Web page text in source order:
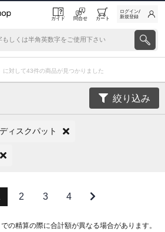
ガイド 問合せ カート
ログイン/
新規登録
に対して43件の商品が見つかりました
絞り込み
ディスクパット
2 3 4
の精算の際に合計額が異なる場合があります。